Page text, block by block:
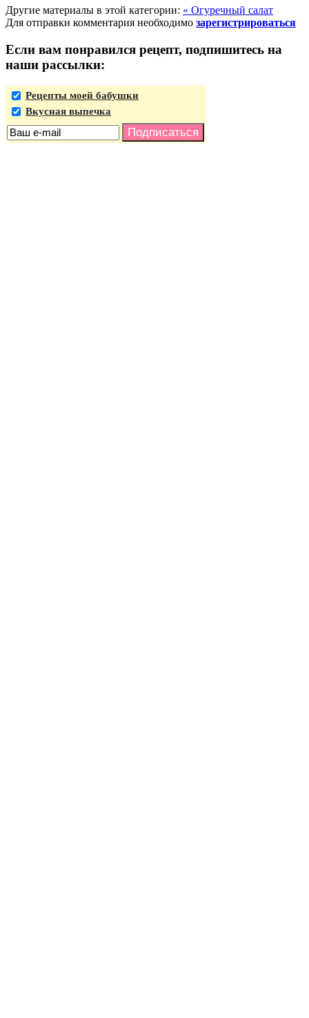
Другие материалы в этой категории: « Огуречный салат
Для отправки комментария необходимо зарегистрироваться
Если вам понравился рецепт, подпишитесь на
наши рассылки:
Рецепты моей бабушки
Вкусная выпечка